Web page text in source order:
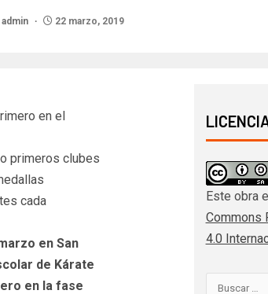
admin 22 marzo, 2019
en el
primeros clubes
cada
en San
de Kárate
en la fase
Este obra
Commons
4.0